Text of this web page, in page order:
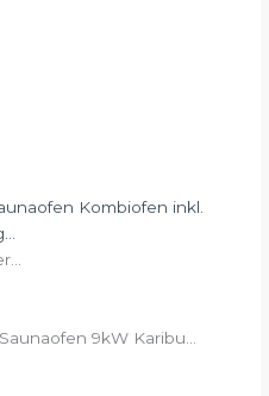
Kombiofen inkl.
Saunaofen 9kW Karibu...